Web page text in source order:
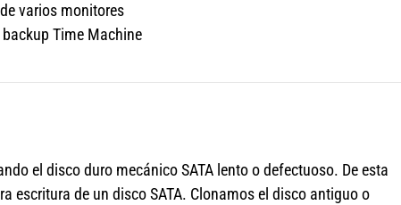
varios monitores
Time Machine
el disco duro mecánico SATA lento o defectuoso. De esta
escritura de un disco SATA. Clonamos el disco antiguo o